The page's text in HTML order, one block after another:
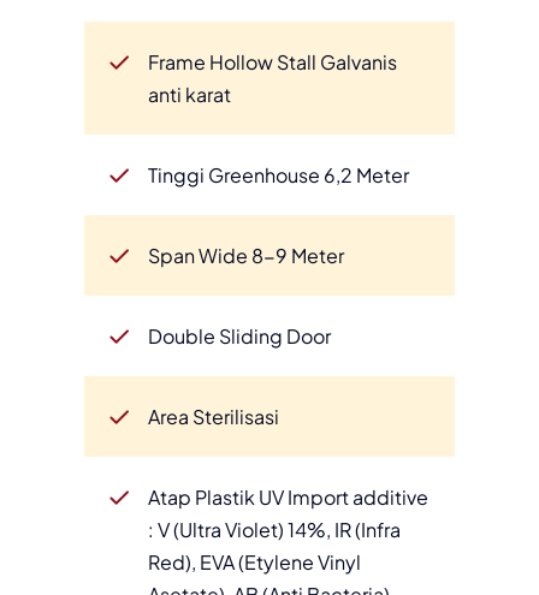
Frame Hollow Stall Galvanis
anti karat
Tinggi Greenhouse 6,2 Meter
Span Wide 8-9 Meter
Double Sliding Door
Area Sterilisasi
Atap Plastik UV Import additive
: V (Ultra Violet) 14%, IR (Infra
Red), EVA (Etylene Vinyl